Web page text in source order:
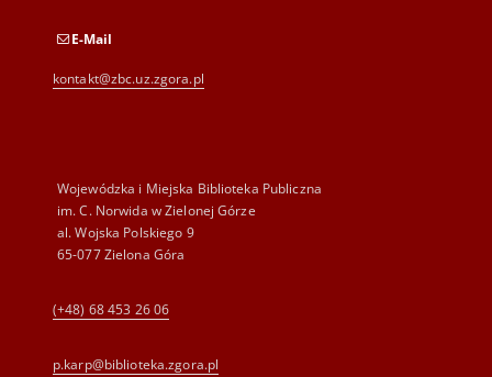
E-Mail
kontakt@zbc.uz.zgora.pl
Wojewódzka i Miejska Biblioteka Publiczna
im. C. Norwida w Zielonej Górze
al. Wojska Polskiego 9
65-077 Zielona Góra
(+48) 68 453 26 06
p.karp@biblioteka.zgora.pl